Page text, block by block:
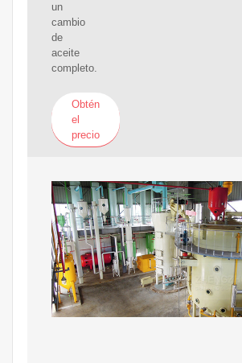
un
cambio
de
aceite
completo.
Obtén
el
precio